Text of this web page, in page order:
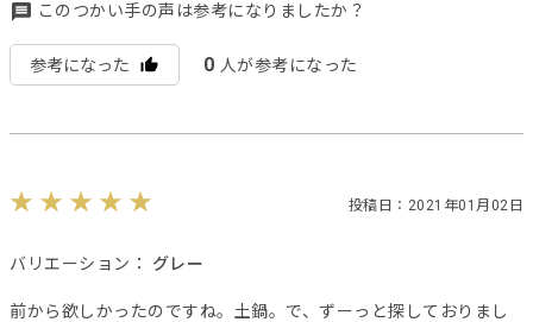
このつかい手の声は参考になりましたか？
参考になった 0 人が参考になった
投稿日：2021年01月02日
バリエーション： グレー
前から欲しかったのですね。土鍋。で、ずーっと探しておりまし